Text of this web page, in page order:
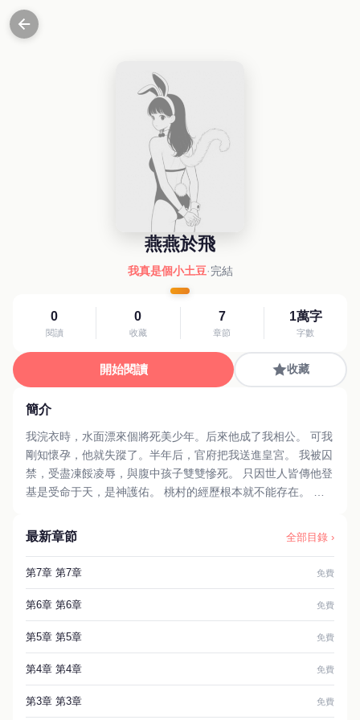
燕燕於飛
我真是個小土豆·完結
0
閱讀
0
收藏
7
章節
1萬字
字數
開始閱讀 收藏
簡介
我浣衣時，水面漂來個將死美少年。后來他成了我相公。 可我
剛知懷孕，他就失蹤了。半年后，官府把我送進皇宮。 我被囚
禁，受盡凍餒凌辱，與腹中孩子雙雙慘死。 只因世人皆傳他登
基是受命于天，是神護佑。 桃村的經歷根本就不能存在。 重
衣。 我吼道：「誰都不準去！ 這麼美的春天，洗什麼衣服？
救他吧。
最新章節 全部目錄 ›
第7章 第7章 免費
第6章 第6章 免費
第5章 第5章 免費
第4章 第4章 免費
第3章 第3章 免費